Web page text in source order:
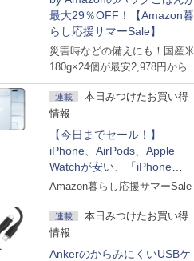
最大29％OFF！【Amazon暮
らし応援サマーSale】
災害時などの備えにも！国産米
180g×24個が最安2,978円から
連載
本日みつけたお買い得
情報
【今日までセール！】
iPhone、AirPods、Apple
Watchが安い、「iPhone
Air」256GB版が139,800円な
Amazon暮らし応援サマーSale
連載
本日みつけたお買い得
情報
AnkerのからみにくいUSBケ